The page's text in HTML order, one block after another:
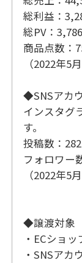
総利益：
総PV：3,786
商品点数：
（2022年5
◆SNSアカ
インスタグ
す。
投稿数：282
フォロワー
（2022年5
◆譲渡対象
・ECショッ
・SNSアカ